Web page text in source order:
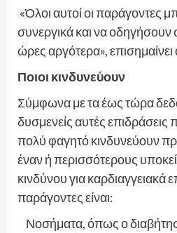
«Όλοι αυτοί οι παράγοντες
συνεργικά και να οδηγήσουν
ώρες αργότερα»,
Ποιοι κινδυνεύουν
Σύμφωνα με τα έως τώρα
δυσμενείς αυτές επιδράσεις
πολύ φαγητό κινδυνεύουν
έναν ή περισσότερους
κινδύνου για καρδιαγγειακά
παράγοντες είναι:
Νοσήματα, όπως ο